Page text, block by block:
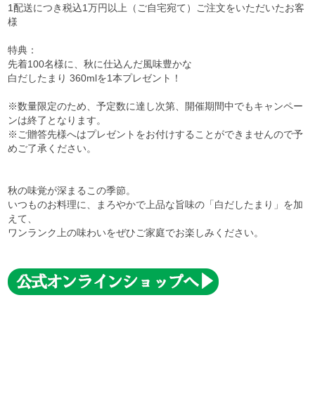
1配送につき税込1万円以上（ご自宅宛て）
ご注文をいただいたお客
様
特典：
先着100名様に、秋に仕込んだ風味豊かな
白だしたまり 360mlを1本プレゼント！
※数量限定のため、予定数に達し次第、開催期間中でもキャンペー
ンは終了となります。
※ご贈答先様へはプレゼントをお付けすることができませんので予
めご了承ください。
秋の味覚が深まるこの季節。
いつものお料理に、まろやかで上品な旨味の「白だしたまり」を加
えて、
ワンランク上の味わいをぜひご家庭でお楽しみください。